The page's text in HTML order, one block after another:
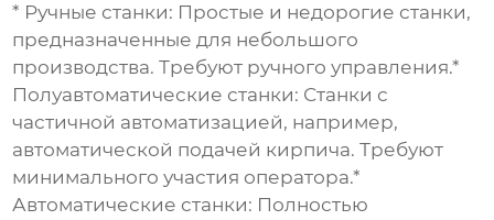
* Ручные станки: Простые и недорогие станки,
предназначенные для небольшого
производства. Требуют ручного управления.*
Полуавтоматические станки: Станки с
частичной автоматизацией, например,
автоматической подачей кирпича. Требуют
минимального участия оператора.*
Автоматические станки: Полностью